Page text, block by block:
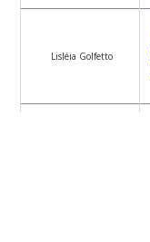
Lisléia Golfetto